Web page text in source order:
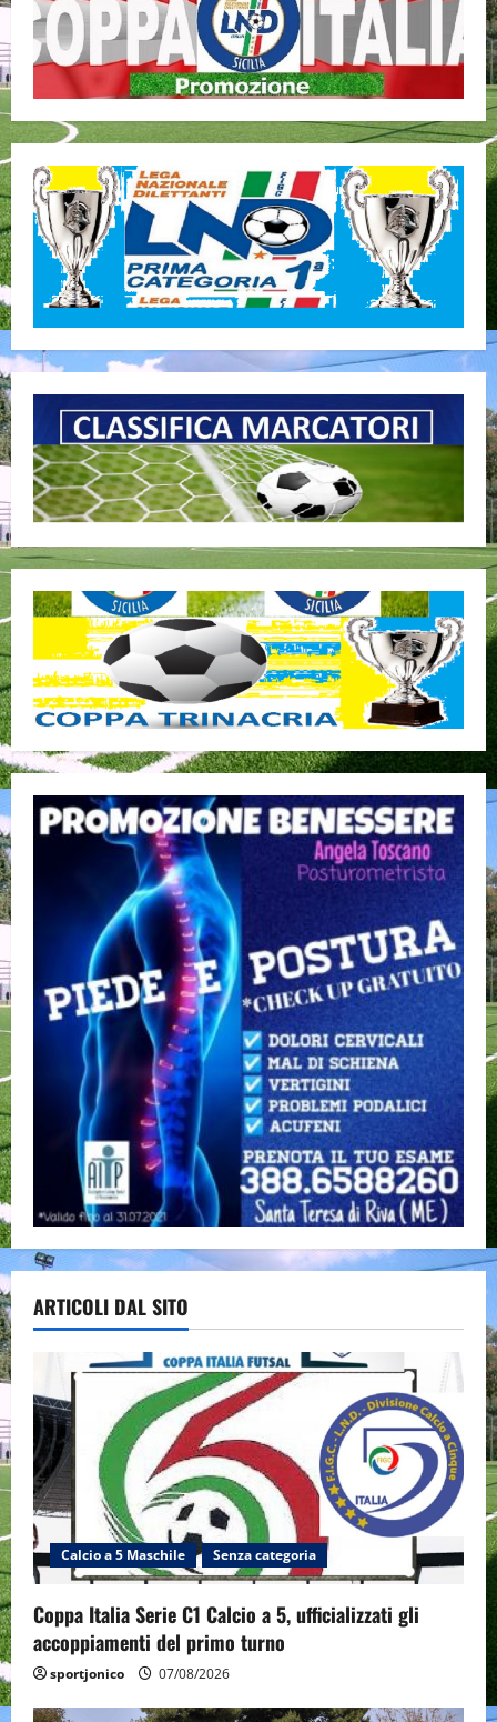
ARTICOLI DAL SITO
Calcio a 5 Maschile Senza categoria
Coppa Italia Serie C1 Calcio a 5, ufficializzati gli
accoppiamenti del primo turno
sportjonico 07/08/2026